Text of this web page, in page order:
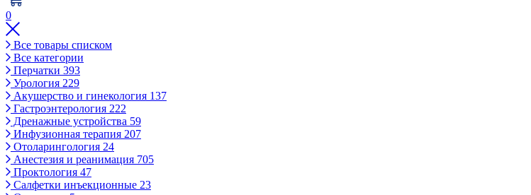
0
Все товары списком
Все категории
Перчатки 393
Урология 229
Акушерство и гинекология 137
Гастроэнтерология 222
Дренажные устройства 59
Инфузионная терапия 207
Отоларингология 24
Анестезия и реанимация 705
Проктология 47
Салфетки инъекционные 23